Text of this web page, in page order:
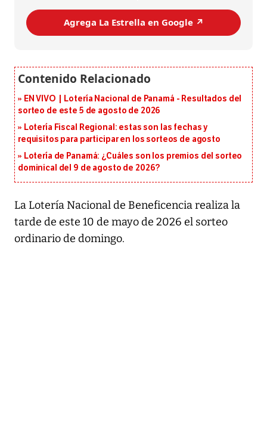
Agrega La Estrella en Google ↗️
EN VIVO | Lotería Nacional de Panamá - Resultados del
sorteo de este 5 de agosto de 2026
Lotería Fiscal Regional: estas son las fechas y
requisitos para participar en los sorteos de agosto
Lotería de Panamá: ¿Cuáles son los premios del sorteo
dominical del 9 de agosto de 2026?
La Lotería Nacional de Beneficencia realiza la
tarde de este 10 de mayo de 2026 el sorteo
ordinario de domingo.